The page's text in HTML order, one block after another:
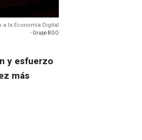
a la Economía Digital
- Grupo BGO
y esfuerzo
más